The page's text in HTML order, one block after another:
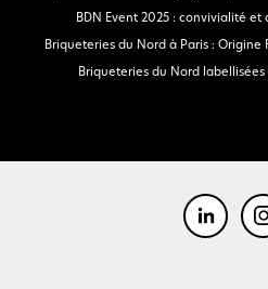
BDN Event 2025 : convivialité
Briqueteries du Nord à Paris :
Briqueteries du Nord